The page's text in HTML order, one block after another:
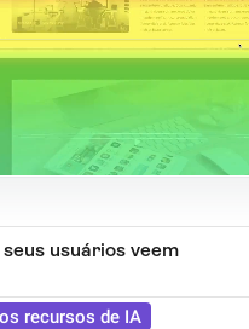
usuários veem
recursos de IA